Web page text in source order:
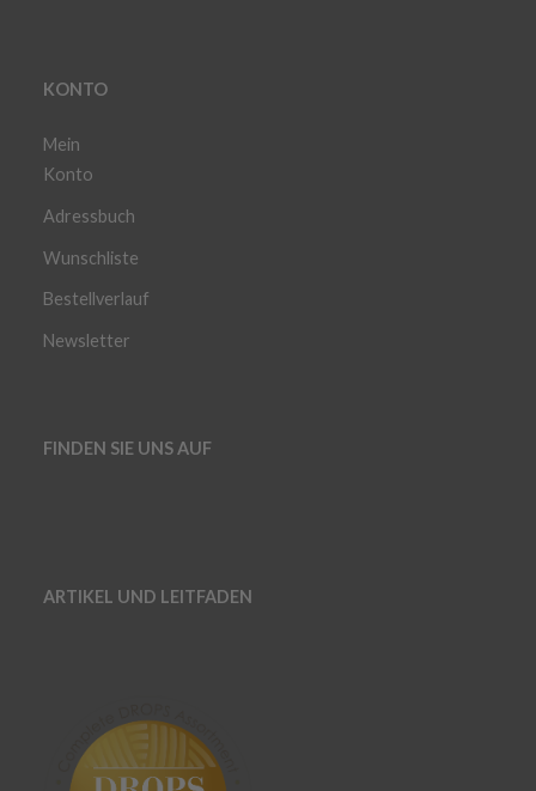
KONTO
Mein
Konto
Adressbuch
Wunschliste
Bestellverlauf
Newsletter
FINDEN SIE UNS AUF
ARTIKEL UND LEITFADEN